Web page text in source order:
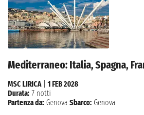
Mediterraneo: Italia, Spagna,
MSC LIRICA| 1 FEB 2028
Durata: 7 notti
Partenza da: Genova Sbarco: Genova